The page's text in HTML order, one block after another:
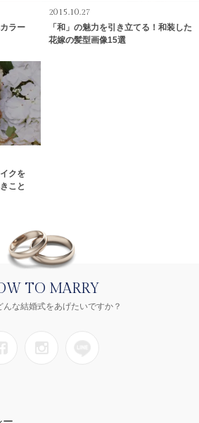
ラー
2015.10.27
「和」の魅力を引き立てる！和装した
花嫁の髪型画像15選
クを
こと
TO MARRY
んな結婚式をあげたいですか？